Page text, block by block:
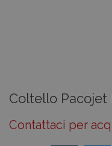
Coltello Pacojet
Contattaci per